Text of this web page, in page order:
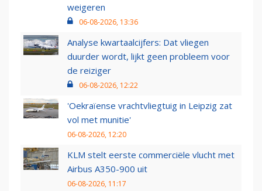
weigeren
06-08-2026, 13:36
Analyse kwartaalcijfers: Dat vliegen
duurder wordt, lijkt geen probleem voor
de reiziger
06-08-2026, 12:22
'Oekraïense vrachtvliegtuig in Leipzig zat
vol met munitie'
06-08-2026, 12:20
KLM stelt eerste commerciële vlucht met
Airbus A350-900 uit
06-08-2026, 11:17